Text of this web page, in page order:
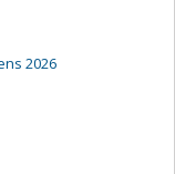
2026